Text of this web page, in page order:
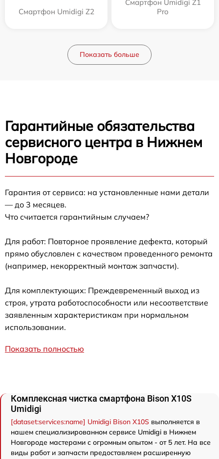
Смартфон Umidigi Z2
Смартфон Umidigi Z1
Pro
Показать больше
Гарантийные обязательства
сервисного центра в Нижнем
Новгороде
Гарантия от сервиса: на установленные нами детали
— до 3 месяцев.
Что считается гарантийным случаем?
Для работ: Повторное проявление дефекта, который
прямо обусловлен с качеством проведенного ремонта
(например, некорректный монтаж запчасти).
Для комплектующих: Преждевременный выход из
строя, утрата работоспособности или несоответствие
заявленным характеристикам при нормальном
использовании.
Показать полностью
Комплексная чистка смартфона Bison X10S
Umidigi
[dataset:services:name] Umidigi Bison X10S выполняется в
нашем специализированном сервисе Umidigi в Нижнем
Новгороде мастерами с огромным опытом - от 5 лет. На все
виды работ и запчасти предоставляем расширенную